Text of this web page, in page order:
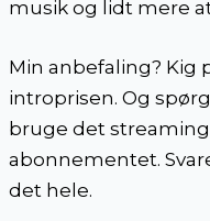
musik og lidt mere
Min anbefaling? Kig
introprisen. Og
bruge det
abonnementet.
det hele.